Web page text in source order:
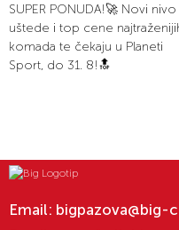
SUPER PONUDA!🚀 Novi nivo
uštede i top cene
komada te čekaju u Planeti
Sport, do 31. 8!🔝
Email: bigpazova@big-